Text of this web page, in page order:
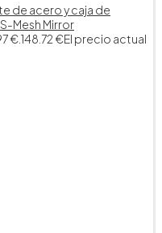
de acero y caja de
Mesh Mirror
€.148.72€El precio actual